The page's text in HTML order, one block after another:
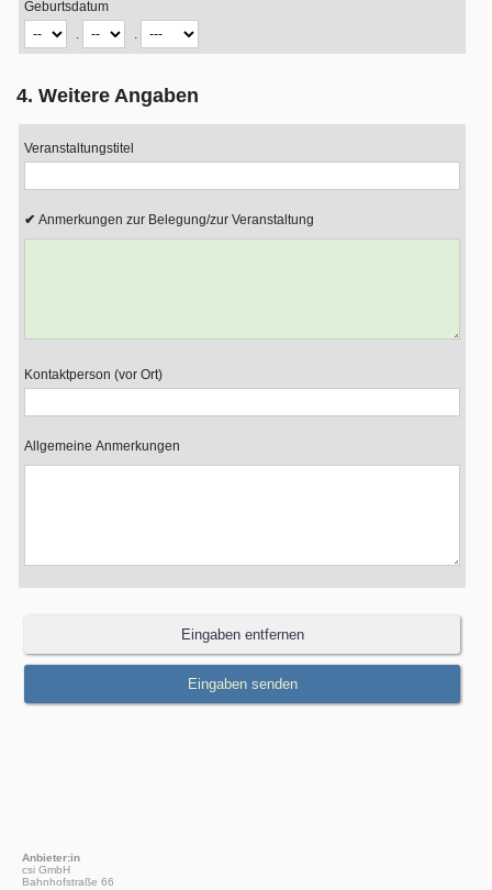
Geburtsdatum
.
.
4. Weitere Angaben
Veranstaltungstitel
Anmerkungen zur Belegung/zur Veranstaltung
Kontaktperson (vor Ort)
Allgemeine Anmerkungen
Anbieter:in
csi GmbH
Bahnhofstraße 66